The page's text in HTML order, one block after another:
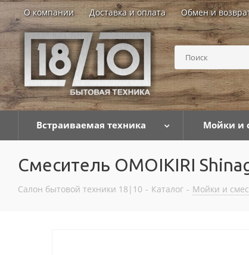
О компании Доставка и оплата Обмен и
Встраиваемая техника Мойки и
Смеситель OMOIKIRI
Салон бытовой техники 18|10 - Каталог - Мойки и